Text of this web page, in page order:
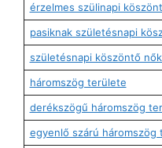
érzelmes szülinapi
pasiknak születésnapi
születésnapi köszöntő
háromszög területe
derékszögű háromszög
egyenlő szárú háromszög